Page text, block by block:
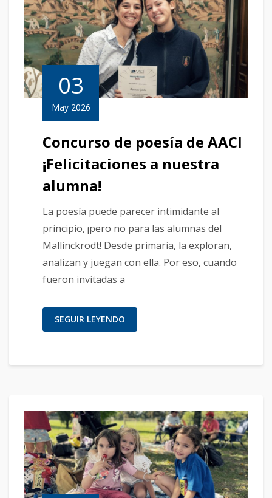
03
May 2026
Concurso de poesía de AACI
¡Felicitaciones a nuestra
alumna!
La poesía puede parecer intimidante al
principio, ¡pero no para las alumnas del
Mallinckrodt! Desde primaria, la exploran,
analizan y juegan con ella. Por eso, cuando
fueron invitadas a
SEGUIR LEYENDO